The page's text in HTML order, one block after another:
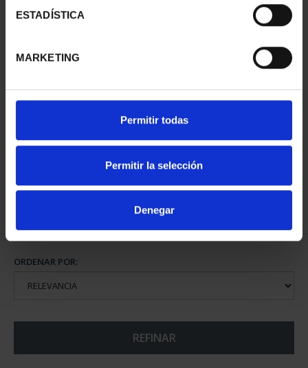
ESTADÍSTICA
MARKETING
Permitir todas
Permitir la selección
Denegar
CIUDADES PATRIMONIO
73,00 €
CIUDADES PATRIMONIO
73,00 €
ORDENAR POR:
REFINAR